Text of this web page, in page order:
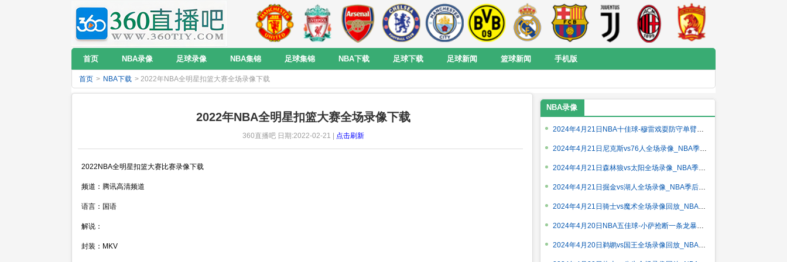
首页 NBA录像 足球录像 NBA集锦 足球集锦 NBA下载 足球下载 足球新闻 篮球新闻 手机版
首页 > NBA下载 > 2022年NBA全明星扣篮大赛全场录像下载
2022年NBA全明星扣篮大赛全场录像下载
360直播吧 日期:2022-02-21 | 点击刷新
2022NBA全明星扣篮大赛比赛录像下载
频道：腾讯高清频道
语言：国语
解说：
封装：MKV
NBA录像
2024年4月21日NBA十佳球-穆雷戏耍防守单臂劈扣 恩比德自抛自抢暴力隔扣
2024年4月21日尼克斯vs76人全场录像_NBA季后赛首轮G1
2024年4月21日森林狼vs太阳全场录像_NBA季后赛西部首轮G1
2024年4月21日掘金vs湖人全场录像_NBA季后赛西部首轮G1
2024年4月21日骑士vs魔术全场录像回放_NBA季后赛首轮G1
2024年4月20日NBA五佳球-小萨抢断一条龙暴扣 希罗反击潇洒背传
2024年4月20日鹈鹕vs国王全场录像回放_NBA附加赛6